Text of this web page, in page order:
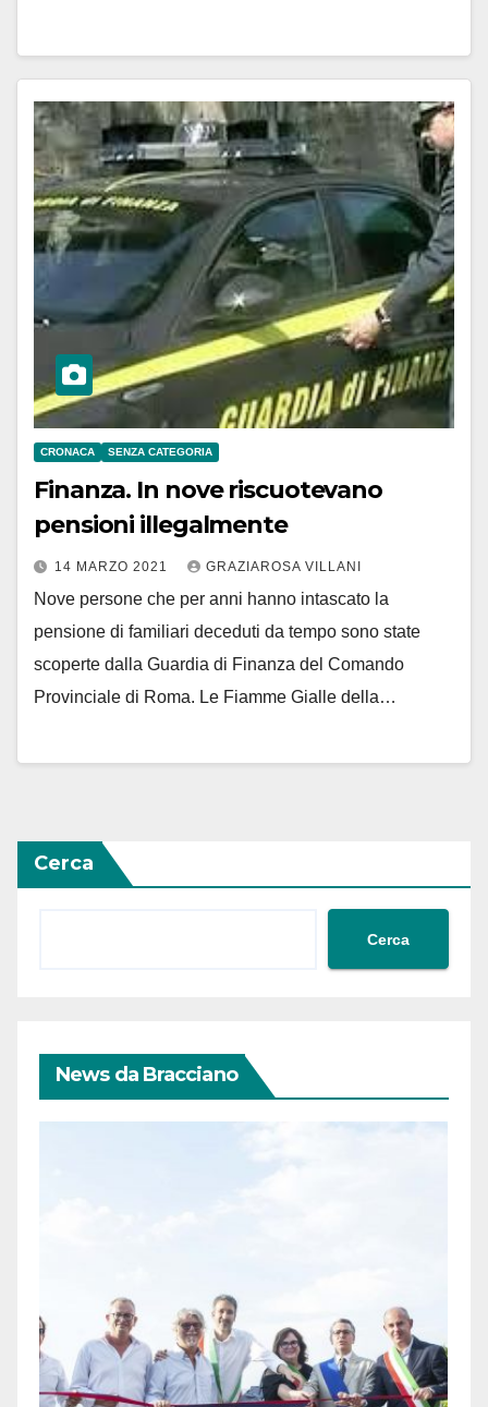
CRONACA SENZA CATEGORIA
Finanza. In nove riscuotevano
pensioni illegalmente
14 MARZO 2021 GRAZIAROSA VILLANI
Nove persone che per anni hanno intascato la
pensione di familiari deceduti da tempo sono state
scoperte dalla Guardia di Finanza del Comando
Provinciale di Roma. Le Fiamme Gialle della…
Cerca
Cerca
News da Bracciano